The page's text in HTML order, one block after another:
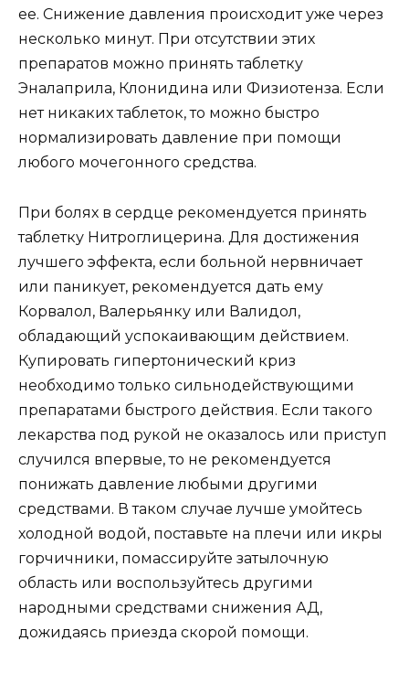
ее. Снижение давления происходит уже через
несколько минут. При отсутствии этих
препаратов можно принять таблетку
Эналаприла, Клонидина или Физиотенза. Если
нет никаких таблеток, то можно быстро
нормализировать давление при помощи
любого мочегонного средства.
При болях в сердце рекомендуется принять
таблетку Нитроглицерина. Для достижения
лучшего эффекта, если больной нервничает
или паникует, рекомендуется дать ему
Корвалол, Валерьянку или Валидол,
обладающий успокаивающим действием.
Купировать гипертонический криз
необходимо только сильнодействующими
препаратами быстрого действия. Если такого
лекарства под рукой не оказалось или приступ
случился впервые, то не рекомендуется
понижать давление любыми другими
средствами. В таком случае лучше умойтесь
холодной водой, поставьте на плечи или икры
горчичники, помассируйте затылочную
область или воспользуйтесь другими
народными средствами снижения АД,
дожидаясь приезда скорой помощи.